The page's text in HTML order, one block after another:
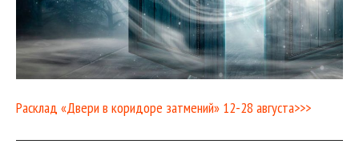
Расклад «Двери в коридоре затмений» 12-28 августа>>>